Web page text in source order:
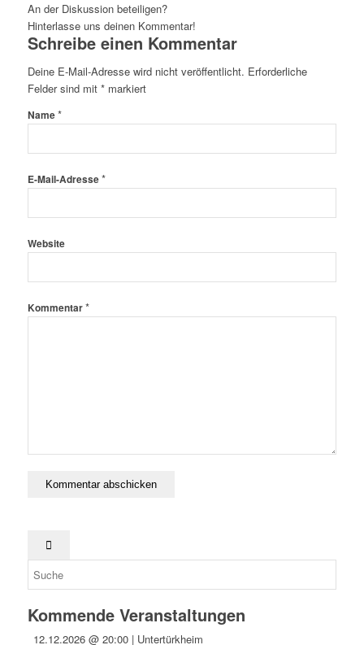
An der Diskussion beteiligen?
Hinterlasse uns deinen Kommentar!
Schreibe einen Kommentar
Deine E-Mail-Adresse wird nicht veröffentlicht. Erforderliche
Felder sind mit *markiert
Name*
E-Mail-Adresse*
Website
Kommentar*
Kommende Veranstaltungen
12.12.2026 @ 20:00 | Untertürkheim